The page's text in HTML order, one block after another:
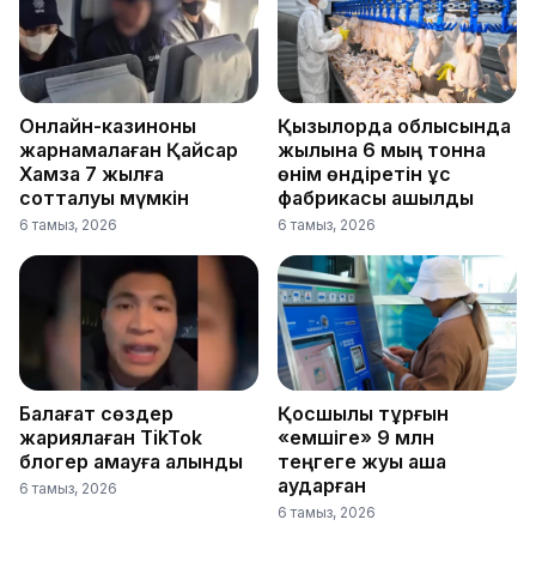
Онлайн-казиноны
жарнамалаған Қайсар
Хамза 7 жылға
сотталуы мүмкін
6 тамыз, 2026
Қызылорда облысында
жылына 6 мың тонна
өнім өндіретін құс
фабрикасы ашылды
6 тамыз, 2026
Балағат сөздер
жариялаған TikTok
блогер қамауға алынды
6 тамыз, 2026
Қосшылық тұрғын
«емшіге» 9 млн
теңгеге жуық ақша
аударған
6 тамыз, 2026